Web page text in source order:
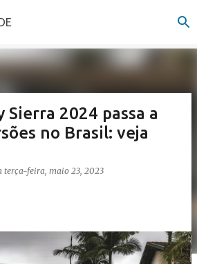
o conteúdo principal
Sierra 2024 passa a
no Brasil: veja
terça-feira, maio 23, 2023